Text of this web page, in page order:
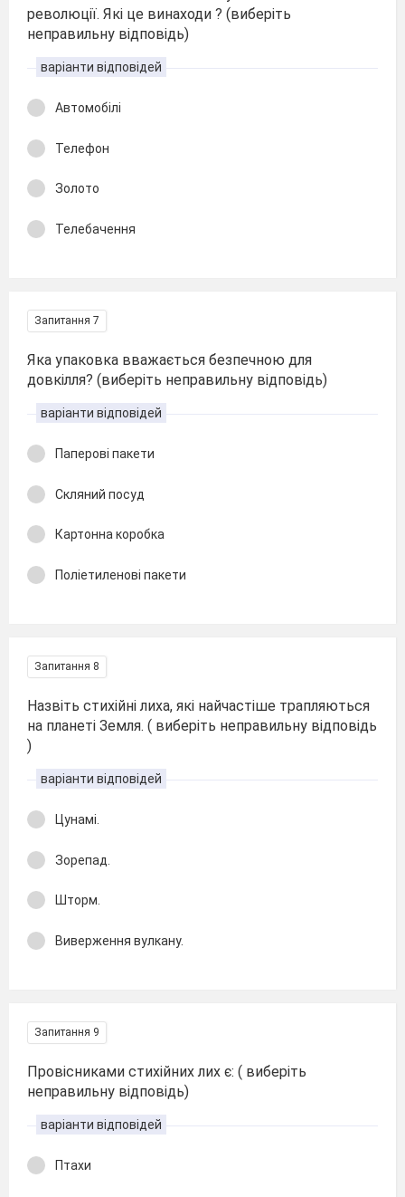
революції. Які це винаходи ? (виберіть
неправильну відповідь)
варіанти відповідей
Автомобілі
Телефон
Золото
Телебачення
Запитання 7
Яка упаковка вважається безпечною для
довкілля? (виберіть неправильну відповідь)
варіанти відповідей
Паперові пакети
Скляний посуд
Картонна коробка
Поліетиленові пакети
Запитання 8
Назвіть стихійні лиха, які найчастіше трапляються
на планеті Земля. ( виберіть неправильну відповідь
)
варіанти відповідей
Цунамі.
Зорепад.
Шторм.
Виверження вулкану.
Запитання 9
Провісниками стихійних лих є: ( виберіть
неправильну відповідь)
варіанти відповідей
Птахи